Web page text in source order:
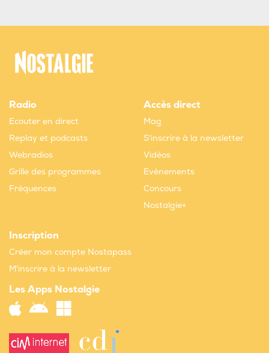
Radio
Ecouter en direct
Replay et podcasts
Webradios
Grille des programmes
Fréquences
Accès direct
Mag
S'inscrire à la newsletter
Vidéos
Evènements
Concours
Nostalgie+
Inscription
Créer mon compte Nostapass
M'inscrire à la newsletter
Les Apps Nostalgie